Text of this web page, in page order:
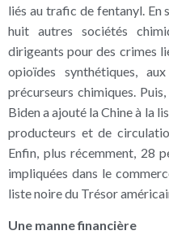
liés au trafic de fentanyl. En
huit autres sociétés
dirigeants pour des crimes
opioïdes synthétiques,
précurseurs chimiques.
Biden a ajouté la Chine à la
producteurs et de
Enfin, plus récemment, 28
impliquées dans le
liste noire du Trésor
Une manne financière